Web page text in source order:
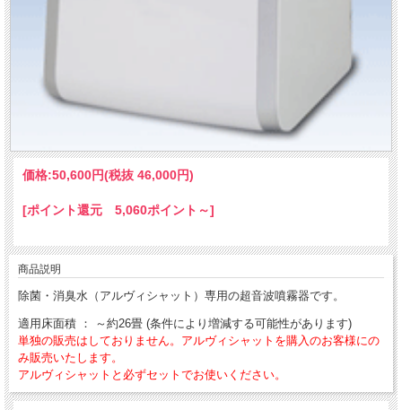
価格:50,600円(税抜 46,000円)
[ポイント還元 5,060ポイント～]
商品説明
除菌・消臭水（アルヴィシャット）専用の超音波噴霧器です。
適用床面積 ： ～約26畳 (条件により増減する可能性があります)
単独の販売はしておりません。アルヴィシャットを購入のお客様にの
み販売いたします。
アルヴィシャットと必ずセットでお使いください。